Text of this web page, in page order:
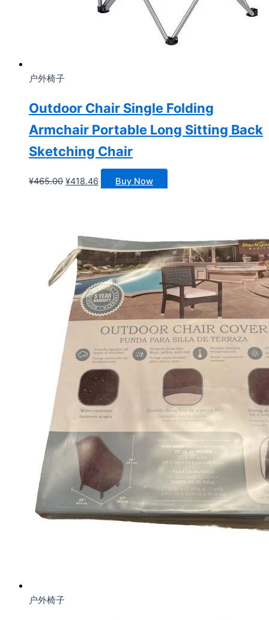
户外椅子
Outdoor Chair Single Folding
Armchair Portable Long Sitting Back
Sketching Chair
¥465.00 原
¥418.46
为：
¥418.46。
Buy Now
户外椅子